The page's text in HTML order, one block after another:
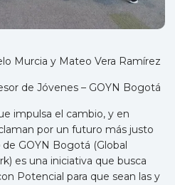
Murcia y Mateo Vera Ramírez
de Jóvenes – GOYN Bogotá
impulsa el cambio, y en
por un futuro más justo
de GOYN Bogotá (Global
es una iniciativa que busca
Potencial para que sean las y